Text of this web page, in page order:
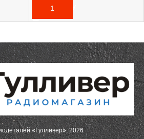
В КОРЗИНУ
«Гулливер», 2026